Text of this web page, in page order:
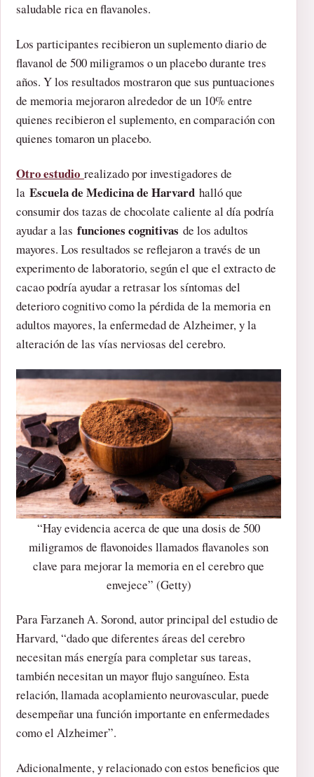
saludable rica en flavanoles.
Los participantes recibieron un suplemento diario de
flavanol de 500 miligramos o un placebo durante tres
años. Y los resultados mostraron que sus puntuaciones
de memoria mejoraron alrededor de un 10% entre
quienes recibieron el suplemento, en comparación con
quienes tomaron un placebo.
Otro estudio realizado por investigadores de
la Escuela de Medicina de Harvard halló que
consumir dos tazas de chocolate caliente al día podría
ayudar a las funciones cognitivas de los adultos
mayores. Los resultados se reflejaron a través de un
experimento de laboratorio, según el que el extracto de
cacao podría ayudar a retrasar los síntomas del
deterioro cognitivo como la pérdida de la memoria en
adultos mayores, la enfermedad de Alzheimer, y la
alteración de las vías nerviosas del cerebro.
“Hay evidencia acerca de que una dosis de 500
miligramos de flavonoides llamados flavanoles son
clave para mejorar la memoria en el cerebro que
envejece” (Getty)
Para Farzaneh A. Sorond, autor principal del estudio de
Harvard, “dado que diferentes áreas del cerebro
necesitan más energía para completar sus tareas,
también necesitan un mayor flujo sanguíneo. Esta
relación, llamada acoplamiento neurovascular, puede
desempeñar una función importante en enfermedades
como el Alzheimer”.
Adicionalmente, y relacionado con estos beneficios que